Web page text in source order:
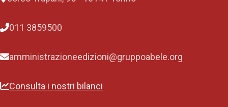
011 3859500
amministrazioneedizioni@gruppoabele.org
Consulta i nostri bilanci